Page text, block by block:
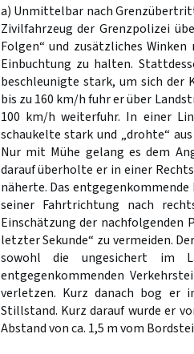
a) Unmittelbar nach
Zivilfahrzeug der Grenzpolizei
Folgen“ und zusätzliches
Einbuchtung zu halten.
beschleunigte stark, um sich der
bis zu 160 km/h fuhr er über
100 km/h weiterfuhr. In einer
schaukelte stark und „drohte“
Nur mit Mühe gelang es dem
darauf überholte er in einer
näherte. Das
seiner Fahrtrichtung nach
Einschätzung der nachfolgenden
letzter Sekunde“ zu vermeiden.
sowohl die ungesichert im
entgegenkommenden
verletzen. Kurz danach bog er
Stillstand. Kurz darauf wurde er
Abstand von ca. 1,5 m vom